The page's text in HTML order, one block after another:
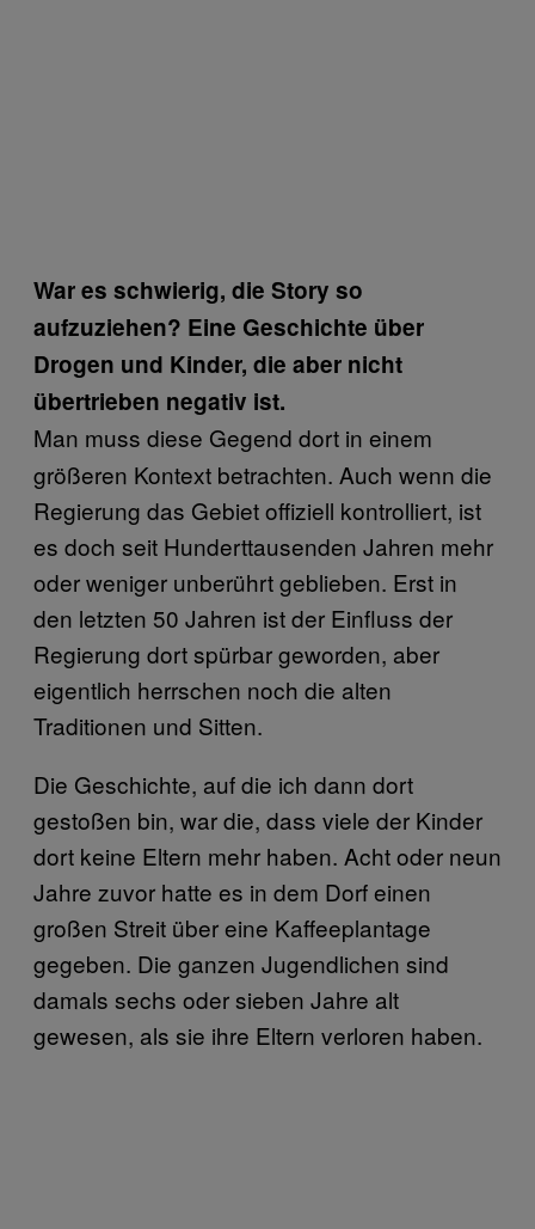
War es schwierig, die Story so
aufzuziehen? Eine Geschichte über
Drogen und Kinder, die aber nicht
übertrieben negativ ist.
Man muss diese Gegend dort in einem
größeren Kontext betrachten. Auch wenn die
Regierung das Gebiet offiziell kontrolliert, ist
es doch seit Hunderttausenden Jahren mehr
oder weniger unberührt geblieben. Erst in
den letzten 50 Jahren ist der Einfluss der
Regierung dort spürbar geworden, aber
eigentlich herrschen noch die alten
Traditionen und Sitten.
Die Geschichte, auf die ich dann dort
gestoßen bin, war die, dass viele der Kinder
dort keine Eltern mehr haben. Acht oder neun
Jahre zuvor hatte es in dem Dorf einen
großen Streit über eine Kaffeeplantage
gegeben. Die ganzen Jugendlichen sind
damals sechs oder sieben Jahre alt
gewesen, als sie ihre Eltern verloren haben.